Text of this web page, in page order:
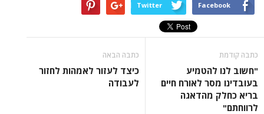
Facebook
Twitter
כתבה קודמת
"חשוב לנו להטמיע
בעובדינו מסר לאורח חיים
בריא כחלק מהדאגה
לרווחתם"
כתבה הבאה
כיצד לעזור לאמהות לחזור
לעבודה